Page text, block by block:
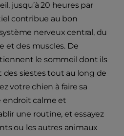
jusqu’à 20 heures par
contribue au bon
nerveux central, du
et des muscles. De
le sommeil dont ils
des siestes tout au long de
votre chien à faire sa
endroit calme et
une routine, et essayez
ou les autres animaux